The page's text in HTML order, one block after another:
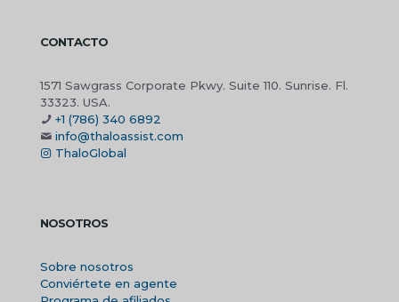
CONTACTO
1571 Sawgrass Corporate Pkwy. Suite 110. Sunrise. Fl.
33323. USA.
+1 (786) 340 6892
info@thaloassist.com
ThaloGlobal
NOSOTROS
Sobre nosotros
Conviértete en agente